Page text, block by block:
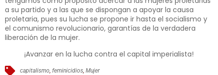
a su partido y a las que se dispongan a apoyar la causa
proletaria, pues su lucha se propone ir hasta el socialismo y
el comunismo revolucionario, garantías de la verdadera
liberación de la mujer.
¡Avanzar en la lucha contra el capital imperialista!
capitalismo,feminicidios,Mujer